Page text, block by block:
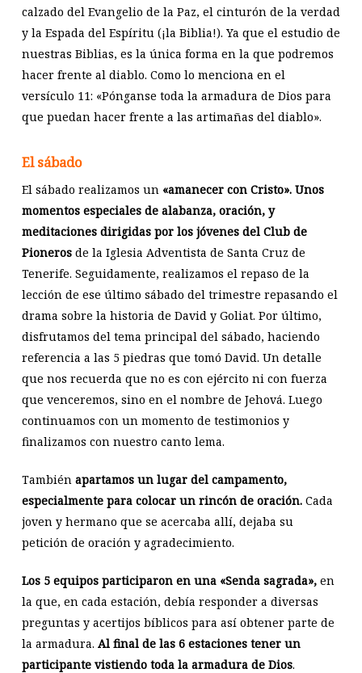
calzado del Evangelio de la Paz, el cinturón de la verdad
y la Espada del Espíritu (¡la Biblia!). Ya que el estudio de
nuestras Biblias, es la única forma en la que podremos
hacer frente al diablo. Como lo menciona en el
versículo 11: «Pónganse toda la armadura de Dios para
que puedan hacer frente a las artimañas del diablo».
El sábado
El sábado realizamos un «amanecer con Cristo». Unos
momentos especiales de alabanza, oración, y
meditaciones dirigidas por los jóvenes del Club de
Pionerosde la Iglesia Adventista de Santa Cruz de
Tenerife. Seguidamente, realizamos el repaso de la
lección de ese último sábado del trimestre repasando el
drama sobre la historia de David y Goliat. Por último,
disfrutamos del tema principal del sábado, haciendo
referencia a las 5 piedras que tomó David. Un detalle
que nos recuerda que no es con ejército ni con fuerza
que venceremos, sino en el nombre de Jehová. Luego
continuamos con un momento de testimonios y
finalizamos con nuestro canto lema.
También apartamos un lugar del campamento,
especialmente para colocar un rincón de oración.Cada
joven y hermano que se acercaba allí, dejaba su
petición de oración y agradecimiento.
Los 5 equipos participaron en una «Senda sagrada», en
la que, en cada estación, debía responder a diversas
preguntas y acertijos bíblicos para así obtener parte de
la armadura. Al final de las 6 estaciones tener un
participante vistiendo toda la armadura de Dios.